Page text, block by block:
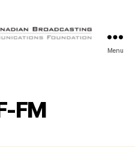
Radiodiffusion
Canadienne
Menu
FM